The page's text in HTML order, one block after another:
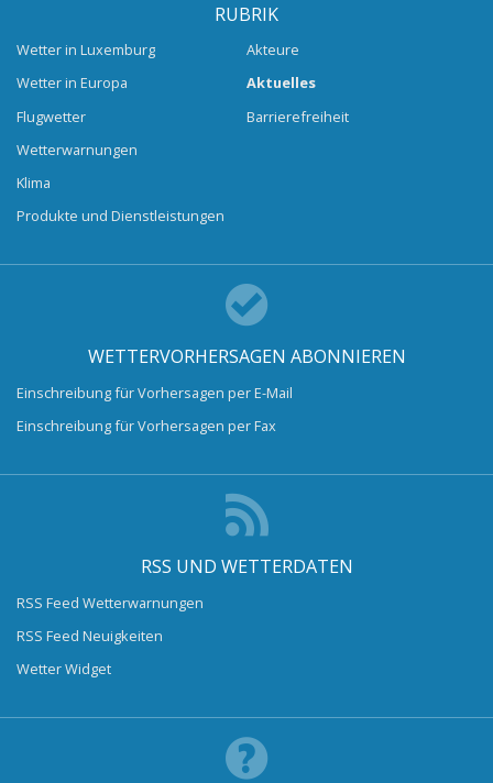
RUBRIK
Wetter in Luxemburg
Wetter in Europa
Flugwetter
Wetterwarnungen
Klima
Produkte und Dienstleistungen
Akteure
Aktuelles
Barrierefreiheit
WETTERVORHERSAGEN ABONNIEREN
Einschreibung für Vorhersagen per E-Mail
Einschreibung für Vorhersagen per Fax
RSS UND WETTERDATEN
RSS Feed Wetterwarnungen
RSS Feed Neuigkeiten
Wetter Widget